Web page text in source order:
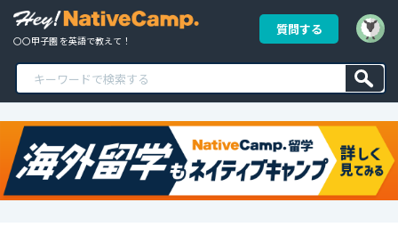
〇〇甲子園 を英語で教えて！
質問する